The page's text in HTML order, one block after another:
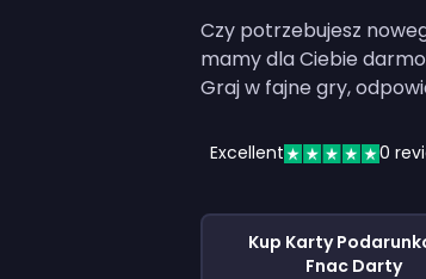
Czy potrzebujesz
mamy dla Ciebie
Graj w fajne gry,
Excellent 0
Kup Karty
Fnac Darty